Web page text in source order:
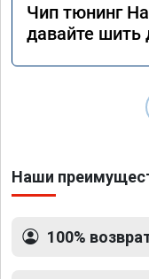
Чип тюнинг
давайте шить
Наши
100%